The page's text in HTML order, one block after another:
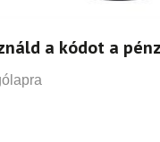
a kódot a